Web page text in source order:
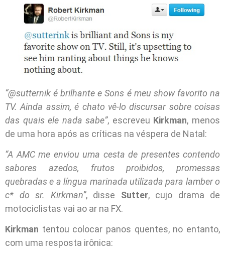
“@sutternik é brilhante e Sons é meu show favorito na
TV. Ainda assim, é chato vê-lo discursar sobre coisas
das quais ele nada sabe”, escreveu Kirkman, menos
de uma hora após as críticas na véspera de Natal:
“A AMC me enviou uma cesta de presentes contendo
sabores azedos, frutos proibidos, promessas
quebradas e a língua marinada utilizada para lamber o
c* do sr. Kirkman”, disse Sutter, cujo drama de
motociclistas vai ao ar na FX.
Kirkman tentou colocar panos quentes, no entanto,
com uma resposta irônica: